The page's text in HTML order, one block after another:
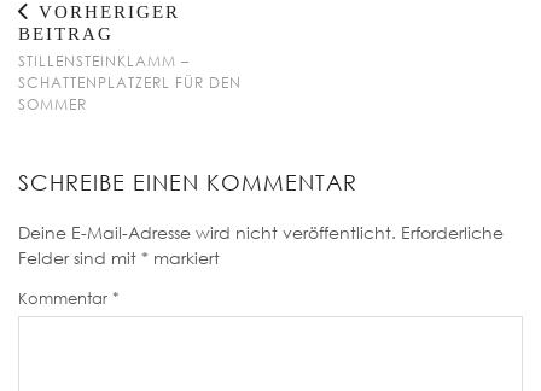
VORHERIGER
BEITRAG
STILLENSTEINKLAMM –
SCHATTENPLATZERL FÜR DEN
SOMMER
SCHREIBE EINEN KOMMENTAR
Deine E-Mail-Adresse wird nicht veröffentlicht. Erforderliche
Felder sind mit * markiert
Kommentar *